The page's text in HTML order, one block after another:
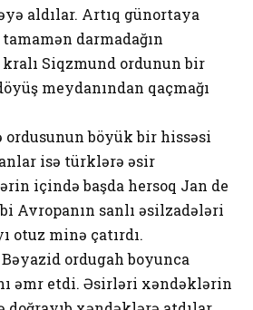
aldılar. Artıq günortaya
darmadağın
Siqzmund ordunun bir
meydanından qaçmağı
ordusunun böyük bir hissəsi
isə türklərə əsir
içində başda hersoq Jan de
Avropanın sanlı əsilzadələri
otuz minə çatırdı.
ordugah boyunca
əmr etdi. Əsirləri xəndəklərin